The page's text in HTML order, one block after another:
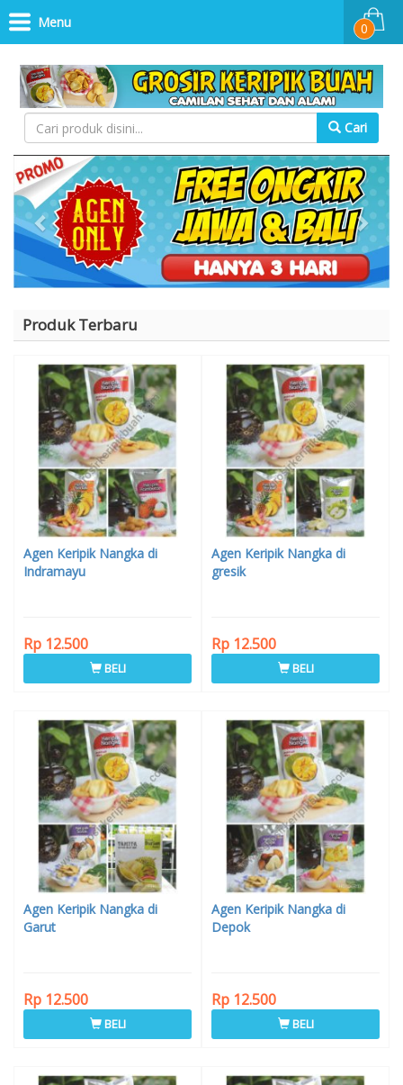
Cari
0
Menu
Previous Next
Produk Terbaru
Agen Keripik Nangka di
Indramayu
Rp 12.500
BELI
Agen Keripik Nangka di
gresik
Rp 12.500
BELI
Agen Keripik Nangka di
Garut
Rp 12.500
BELI
Agen Keripik Nangka di
Depok
Rp 12.500
BELI